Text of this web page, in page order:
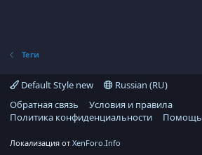
Теги
Default Style new
Russian (RU)
Обратная связь
Условия и правила
Политика конфиденциальности
Помощь
Локализация от XenForo.Info